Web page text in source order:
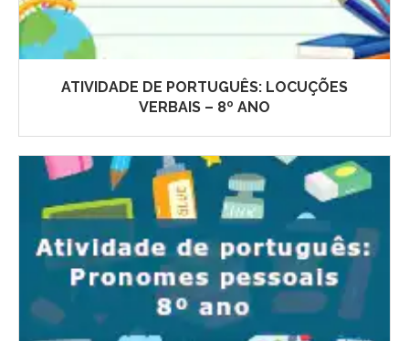
ATIVIDADE DE PORTUGUÊS: LOCUÇÕES
VERBAIS – 8º ANO